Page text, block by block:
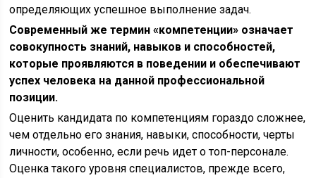
определяющих успешное выполнение задач.
Современный же термин «компетенции» означает
совокупность знаний, навыков и способностей,
которые проявляются в поведении и обеспечивают
успех человека на данной профессиональной
позиции.
Оценить кандидата по компетенциям гораздо сложнее,
чем отдельно его знания, навыки, способности, черты
личности, особенно, если речь идет о топ-персонале.
Оценка такого уровня специалистов, прежде всего,